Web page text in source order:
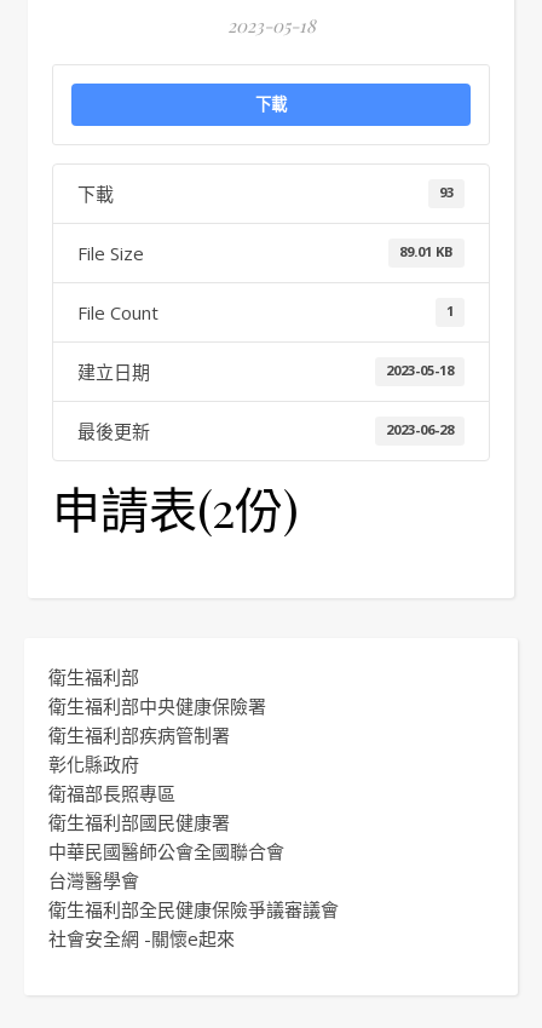
2023-05-18
下載
下載 93
File Size 89.01 KB
File Count 1
建立日期 2023-05-18
最後更新 2023-06-28
申請表(2份)
衛生福利部
衛生福利部中央健康保險署
衛生福利部疾病管制署
彰化縣政府
衛福部長照專區
衛生福利部國民健康署
中華民國醫師公會全國聯合會
台灣醫學會
衛生福利部全民健康保險爭議審議會
社會安全網 -關懷e起來